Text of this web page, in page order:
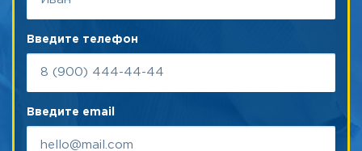
Введите телефон
Введите email